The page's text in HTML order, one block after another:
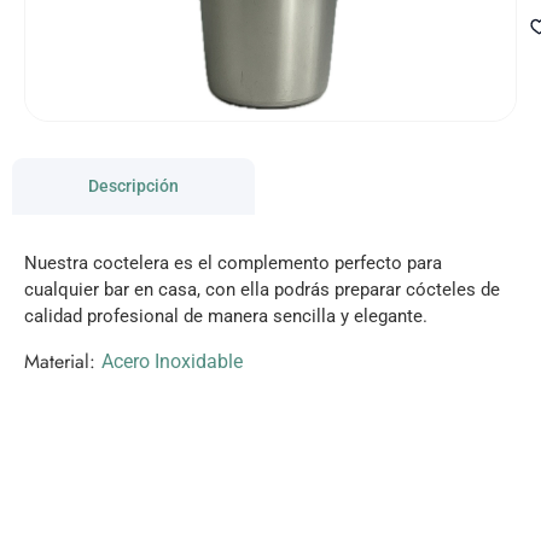
Descripción
Nuestra coctelera es el complemento perfecto para
cualquier bar en casa, con ella podrás preparar cócteles de
calidad profesional de manera sencilla y elegante.
Material: Acero Inoxidable